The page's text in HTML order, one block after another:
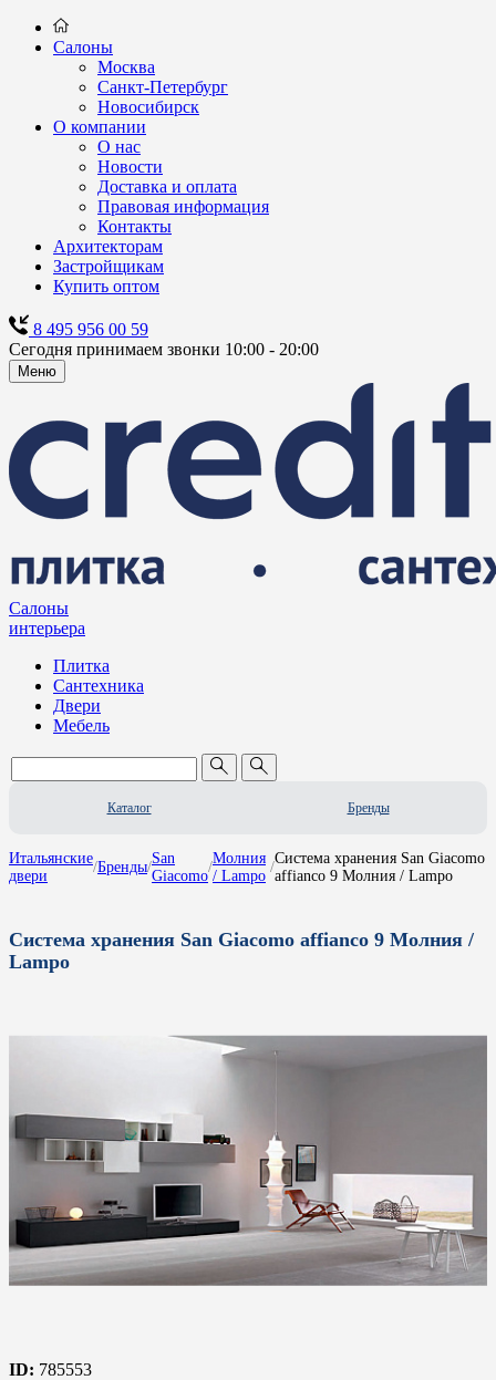
Салоны
Москва
Санкт-Петербург
Новосибирск
О компании
О нас
Новости
Доставка и оплата
Правовая информация
Контакты
Архитекторам
Застройщикам
Купить оптом
8 495 956 00 59
Сегодня принимаем звонки 10:00 - 20:00
Меню
Салоны
интерьера
Плитка
Сантехника
Двери
Мебель
Каталог Бренды
Итальянские
двери
/Бренды/
San
Giacomo
/
Молния
/ Lampo
/
Система хранения San Giacomo
affianco 9 Молния / Lampo
Система хранения San Giacomo affianco 9 Молния /
Lampo
ID: 785553